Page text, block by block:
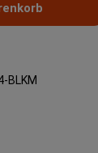
BLKM